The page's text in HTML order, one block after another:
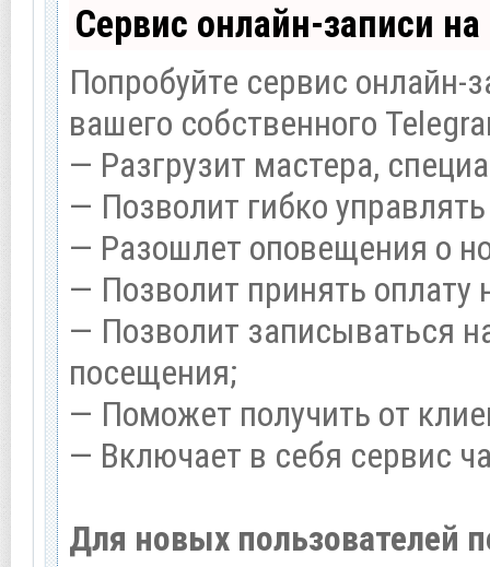
Сервис онлайн-записи
Попробуйте сервис онлайн-
вашего собственного
— Разгрузит мастера,
— Позволит гибко
— Разошлет оповещения о
— Позволит принять оплату
— Позволит записываться
посещения;
— Поможет получить от
— Включает в себя сервис
Для новых пользователей